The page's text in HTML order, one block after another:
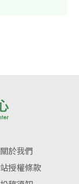
關於我們
授權條款